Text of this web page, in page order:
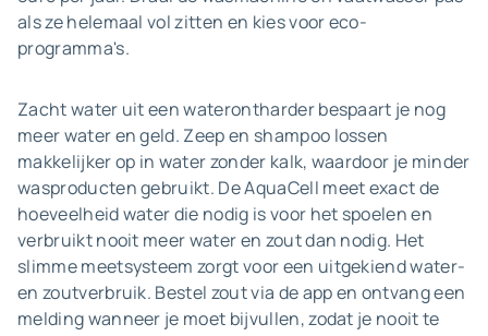
als ze helemaal vol zitten en kies voor eco-
programma's.
Zacht water uit een waterontharder bespaart je nog
meer water en geld. Zeep en shampoo lossen
makkelijker op in water zonder kalk, waardoor je minder
wasproducten gebruikt. De AquaCell meet exact de
hoeveelheid water die nodig is voor het spoelen en
verbruikt nooit meer water en zout dan nodig. Het
slimme meetsysteem zorgt voor een uitgekiend water-
en zoutverbruik. Bestel zout via de app en ontvang een
melding wanneer je moet bijvullen, zodat je nooit te